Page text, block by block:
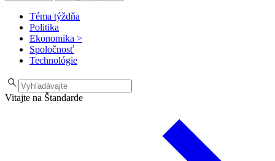
Téma týždňa
Politika
Ekonomika >
Spoločnosť
Technológie
Vitajte na Štandarde